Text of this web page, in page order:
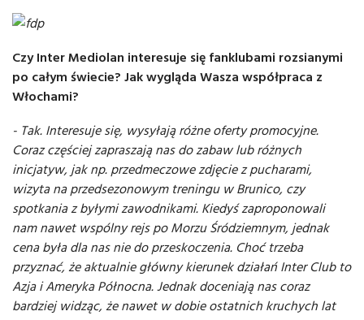
Czy Inter Mediolan interesuje się fanklubami rozsianymi
po całym świecie? Jak wygląda Wasza współpraca z
Włochami?
- Tak. Interesuje się, wysyłają różne oferty promocyjne.
Coraz częściej zapraszają nas do zabaw lub różnych
inicjatyw, jak np. przedmeczowe zdjęcie z pucharami,
wizyta na przedsezonowym treningu w Brunico, czy
spotkania z byłymi zawodnikami. Kiedyś zaproponowali
nam nawet wspólny rejs po Morzu Śródziemnym, jednak
cena była dla nas nie do przeskoczenia. Choć trzeba
przyznać, że aktualnie główny kierunek działań Inter Club to
Azja i Ameryka Północna. Jednak doceniają nas coraz
bardziej widząc, że nawet w dobie ostatnich kruchych lat